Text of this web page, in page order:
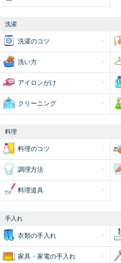
洗濯
洗濯のコツ
洗い方
アイロンがけ
クリーニング
料理
料理のコツ
調理方法
料理道具
手入れ
衣類の手入れ
家具・家電の手入れ